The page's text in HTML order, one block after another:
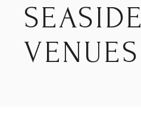
SEASIDE
VENUES